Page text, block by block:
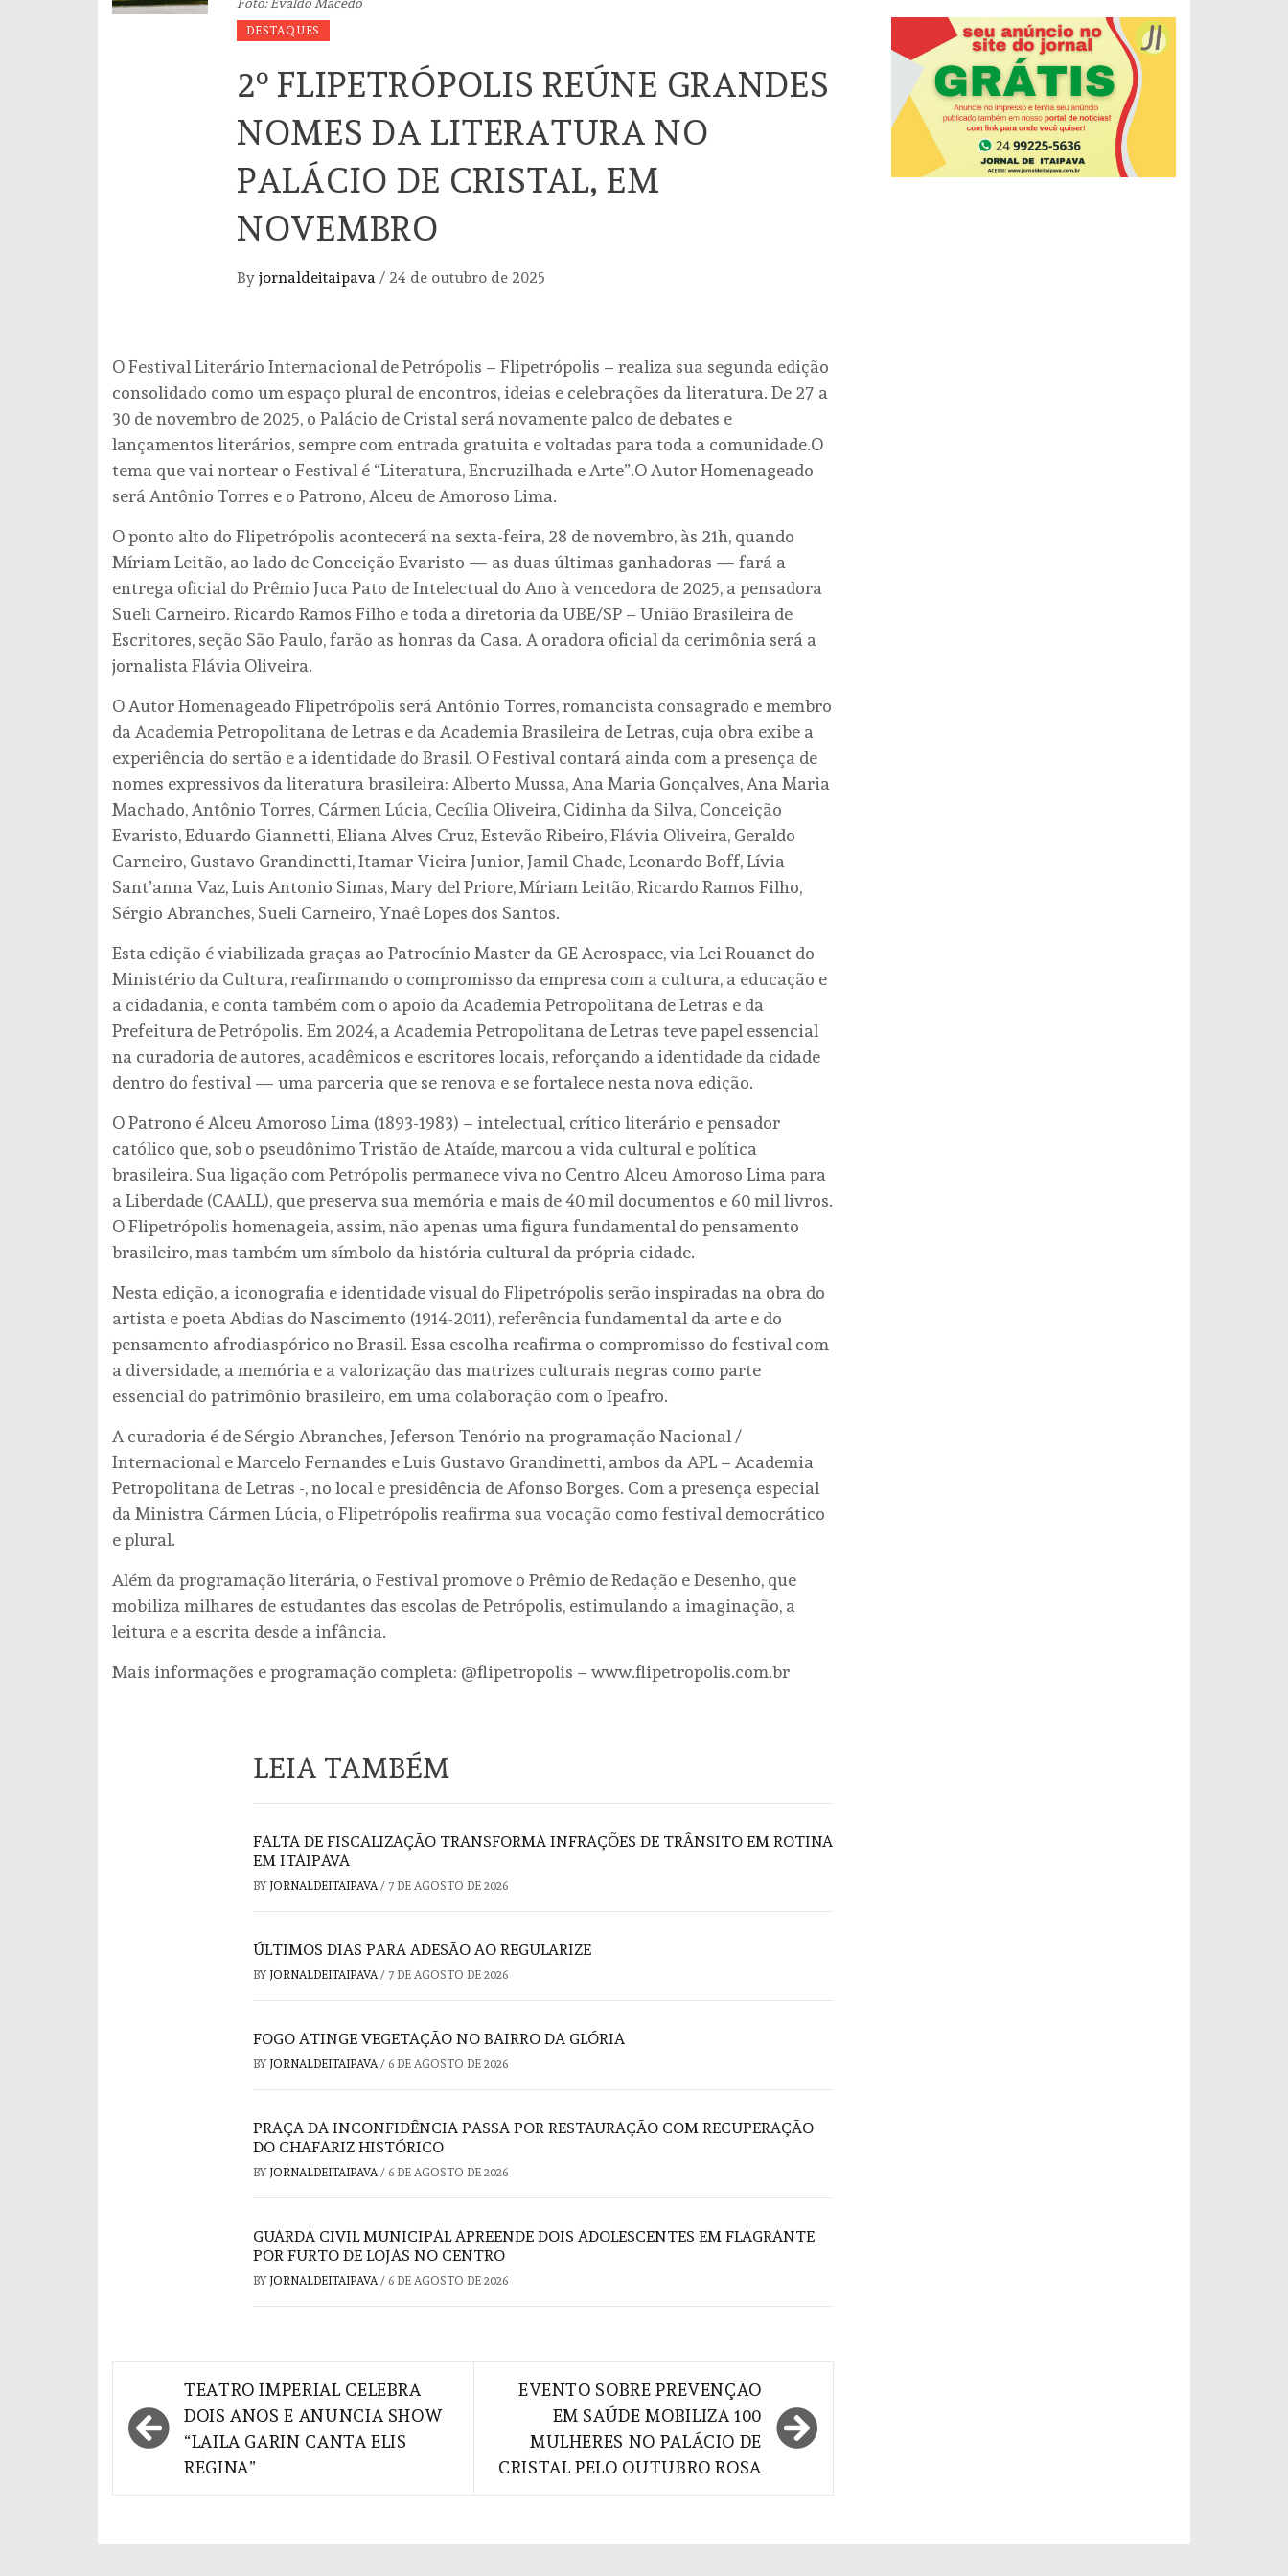
Foto: Evaldo Macedo
DESTAQUES
2º FLIPETRÓPOLIS REÚNE GRANDES
NOMES DA LITERATURA NO
PALÁCIO DE CRISTAL, EM
NOVEMBRO
By jornaldeitaipava / 24 de outubro de 2025
O Festival Literário Internacional de Petrópolis – Flipetrópolis – realiza sua segunda edição
consolidado como um espaço plural de encontros, ideias e celebrações da literatura. De 27 a
30 de novembro de 2025, o Palácio de Cristal será novamente palco de debates e
lançamentos literários, sempre com entrada gratuita e voltadas para toda a comunidade.O
tema que vai nortear o Festival é “Literatura, Encruzilhada e Arte”.O Autor Homenageado
será Antônio Torres e o Patrono, Alceu de Amoroso Lima.
O ponto alto do Flipetrópolis acontecerá na sexta-feira, 28 de novembro, às 21h, quando
Míriam Leitão, ao lado de Conceição Evaristo — as duas últimas ganhadoras — fará a
entrega oficial do Prêmio Juca Pato de Intelectual do Ano à vencedora de 2025, a pensadora
Sueli Carneiro. Ricardo Ramos Filho e toda a diretoria da UBE/SP – União Brasileira de
Escritores, seção São Paulo, farão as honras da Casa. A oradora oficial da cerimônia será a
jornalista Flávia Oliveira.
O Autor Homenageado Flipetrópolis será Antônio Torres, romancista consagrado e membro
da Academia Petropolitana de Letras e da Academia Brasileira de Letras, cuja obra exibe a
experiência do sertão e a identidade do Brasil. O Festival contará ainda com a presença de
nomes expressivos da literatura brasileira: Alberto Mussa, Ana Maria Gonçalves, Ana Maria
Machado, Antônio Torres, Cármen Lúcia, Cecília Oliveira, Cidinha da Silva, Conceição
Evaristo, Eduardo Giannetti, Eliana Alves Cruz, Estevão Ribeiro, Flávia Oliveira, Geraldo
Carneiro, Gustavo Grandinetti, Itamar Vieira Junior, Jamil Chade, Leonardo Boff, Lívia
Sant’anna Vaz, Luis Antonio Simas, Mary del Priore, Míriam Leitão, Ricardo Ramos Filho,
Sérgio Abranches, Sueli Carneiro, Ynaê Lopes dos Santos.
Esta edição é viabilizada graças ao Patrocínio Master da GE Aerospace, via Lei Rouanet do
Ministério da Cultura, reafirmando o compromisso da empresa com a cultura, a educação e
a cidadania, e conta também com o apoio da Academia Petropolitana de Letras e da
Prefeitura de Petrópolis. Em 2024, a Academia Petropolitana de Letras teve papel essencial
na curadoria de autores, acadêmicos e escritores locais, reforçando a identidade da cidade
dentro do festival — uma parceria que se renova e se fortalece nesta nova edição.
O Patrono é Alceu Amoroso Lima (1893-1983) – intelectual, crítico literário e pensador
católico que, sob o pseudônimo Tristão de Ataíde, marcou a vida cultural e política
brasileira. Sua ligação com Petrópolis permanece viva no Centro Alceu Amoroso Lima para
a Liberdade (CAALL), que preserva sua memória e mais de 40 mil documentos e 60 mil livros.
O Flipetrópolis homenageia, assim, não apenas uma figura fundamental do pensamento
brasileiro, mas também um símbolo da história cultural da própria cidade.
Nesta edição, a iconografia e identidade visual do Flipetrópolis serão inspiradas na obra do
artista e poeta Abdias do Nascimento (1914-2011), referência fundamental da arte e do
pensamento afrodiaspórico no Brasil. Essa escolha reafirma o compromisso do festival com
a diversidade, a memória e a valorização das matrizes culturais negras como parte
essencial do patrimônio brasileiro, em uma colaboração com o Ipeafro.
A curadoria é de Sérgio Abranches, Jeferson Tenório na programação Nacional /
Internacional e Marcelo Fernandes e Luis Gustavo Grandinetti, ambos da APL – Academia
Petropolitana de Letras -, no local e presidência de Afonso Borges. Com a presença especial
da Ministra Cármen Lúcia, o Flipetrópolis reafirma sua vocação como festival democrático
e plural.
Além da programação literária, o Festival promove o Prêmio de Redação e Desenho, que
mobiliza milhares de estudantes das escolas de Petrópolis, estimulando a imaginação, a
leitura e a escrita desde a infância.
Mais informações e programação completa: @flipetropolis – www.flipetropolis.com.br
LEIA TAMBÉM
FALTA DE FISCALIZAÇÃO TRANSFORMA INFRAÇÕES DE TRÂNSITO EM ROTINA
EM ITAIPAVA
BY JORNALDEITAIPAVA/ 7 DE AGOSTO DE 2026
ÚLTIMOS DIAS PARA ADESÃO AO REGULARIZE
BY JORNALDEITAIPAVA/ 7 DE AGOSTO DE 2026
FOGO ATINGE VEGETAÇÃO NO BAIRRO DA GLÓRIA
BY JORNALDEITAIPAVA/ 6 DE AGOSTO DE 2026
PRAÇA DA INCONFIDÊNCIA PASSA POR RESTAURAÇÃO COM RECUPERAÇÃO
DO CHAFARIZ HISTÓRICO
BY JORNALDEITAIPAVA/ 6 DE AGOSTO DE 2026
GUARDA CIVIL MUNICIPAL APREENDE DOIS ADOLESCENTES EM FLAGRANTE
POR FURTO DE LOJAS NO CENTRO
BY JORNALDEITAIPAVA/ 6 DE AGOSTO DE 2026
Navegação
de
Post
TEATRO IMPERIAL CELEBRA
DOIS ANOS E ANUNCIA SHOW
“LAILA GARIN CANTA ELIS
REGINA”
EVENTO SOBRE PREVENÇÃO
EM SAÚDE MOBILIZA 100
MULHERES NO PALÁCIO DE
CRISTAL PELO OUTUBRO ROSA